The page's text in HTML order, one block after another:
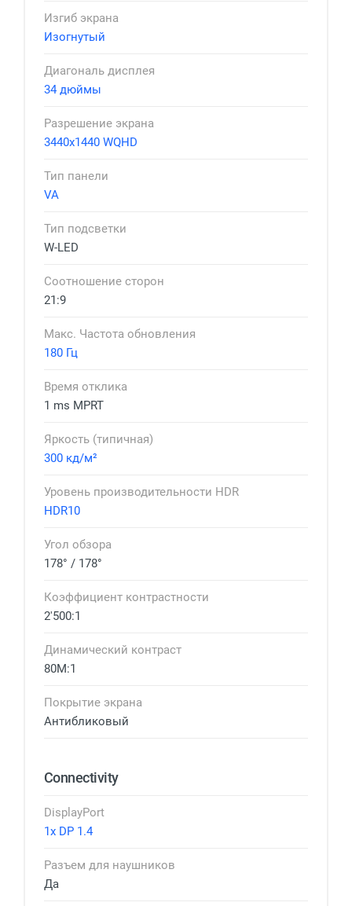
Изгиб экрана
Изогнутый
Диагональ дисплея
34 дюймы
Разрешение экрана
3440x1440 WQHD
Тип панели
VA
Тип подсветки
W-LED
Соотношение сторон
21:9
Макс. Частота обновления
180 Гц
Время отклика
1 ms MPRT
Яркость (типичная)
300 кд/м²
Уровень производительности HDR
HDR10
Угол обзора
178° / 178°
Коэффициент контрастности
2'500:1
Динамический контраст
80M:1
Покрытие экрана
Антибликовый
Connectivity
DisplayPort
1x DP 1.4
Разъем для наушников
Да